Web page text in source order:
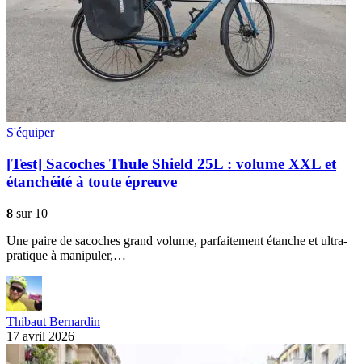
S'équiper
[Test] Sacoches Thule Shield 25L : volume XXL et
étanchéité à toute épreuve
8 sur 10
Une paire de sacoches grand volume, parfaitement étanche et ultra-
pratique à manipuler,…
Thibaut Bernardin
17 avril 2026